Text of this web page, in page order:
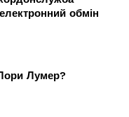
обмін
Лумер?